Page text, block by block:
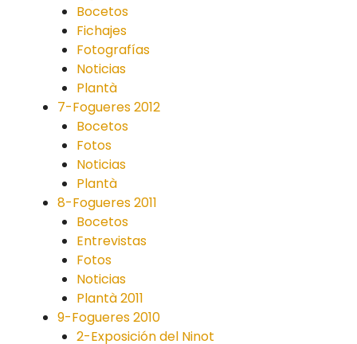
Bocetos
Fichajes
Fotografías
Noticias
Plantà
7-Fogueres 2012
Bocetos
Fotos
Noticias
Plantà
8-Fogueres 2011
Bocetos
Entrevistas
Fotos
Noticias
Plantà 2011
9-Fogueres 2010
2-Exposición del Ninot